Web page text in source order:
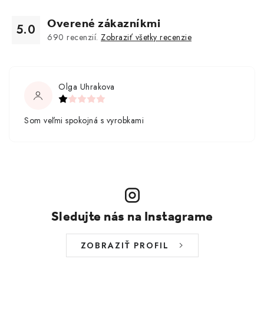
5.0 Overené zákazníkmi
690 recenzií. Zobraziť všetky recenzie
Olga Uhrakova
Som veľmi spokojná s vyrobkami
Sledujte nás na Instagrame
ZOBRAZIŤ PROFIL